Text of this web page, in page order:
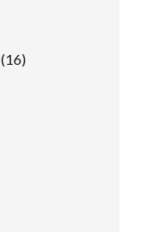
1616